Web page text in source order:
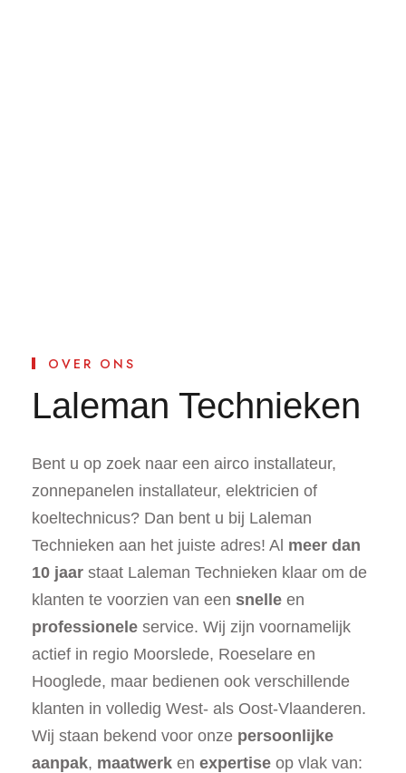
OVER ONS
Laleman Technieken
Bent u op zoek naar een airco installateur,
zonnepanelen installateur, elektricien of
koeltechnicus? Dan bent u bij Laleman
Technieken aan het juiste adres! Al meer dan
10 jaar staat Laleman Technieken klaar om de
klanten te voorzien van een snelle en
professionele service. Wij zijn voornamelijk
actief in regio Moorslede, Roeselare en
Hooglede, maar bedienen ook verschillende
klanten in volledig West- als Oost-Vlaanderen.
Wij staan bekend voor onze persoonlijke
aanpak, maatwerk en expertise op vlak van: